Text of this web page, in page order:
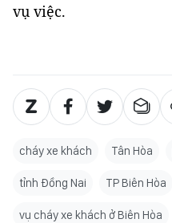
vụ việc.
cháy xe khách Tân Hòa
tỉnh Đồng Nai TP Biên Hòa
vụ cháy xe khách ở Biên Hòa